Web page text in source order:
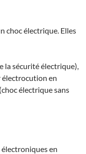
choc électrique. Elles
la sécurité électrique),
électrocution en
électrique sans
en